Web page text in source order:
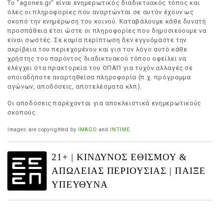
Το "agones.gr" είναι ενημερωτικός διαδικτυακός τόπος και
όλες οι πληροφορίες που αναρτώνται σε αυτόν έχουν ως
σκοπό την ενημέρωση του κοινού. Καταβάλουμε κάθε δυνατή
προσπάθεια έτσι ώστε οι πληροφορίες που δημοσιεύουμε να
είναι σωστές. Σε καμία περίπτωση δεν εγγυόμαστε την
ακρίβεια του περιεχομένου και για τον λόγο αυτό κάθε
χρήστης του παρόντος διαδικτυακού τόπου οφείλει να
ελέγχει στα πρακτορεία του ΟΠΑΠ για τυχόν αλλαγές σε
οποιαδήποτε αναρτηθείσα πληροφορία (π.χ. πρόγραμμα
αγώνων, αποδόσεις, αποτελέσματα κλπ).
Οι αποδόσεις παρέχονται για αποκλειστικά ενημερωτικούς
σκοπούς.
Images are copyrighted by IMAGO and INTIME.
21+ | ΚΙΝΔΥΝΟΣ ΕΘΙΣΜΟΥ &
ΑΠΩΛΕΙΑΣ ΠΕΡΙΟΥΣΙΑΣ | ΠΑΙΞΕ
ΥΠΕΥΘΥΝΑ